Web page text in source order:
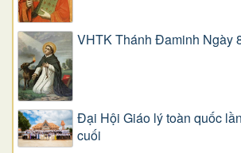
VHTK Thánh Đaminh Ngày
Đại Hội Giáo lý toàn quốc
cuối